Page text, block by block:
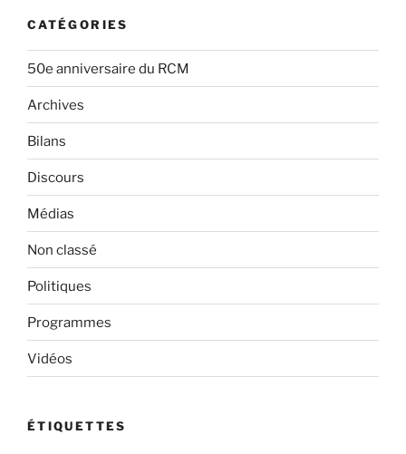
CATÉGORIES
50e anniversaire du RCM
Archives
Bilans
Discours
Médias
Non classé
Politiques
Programmes
Vidéos
ÉTIQUETTES